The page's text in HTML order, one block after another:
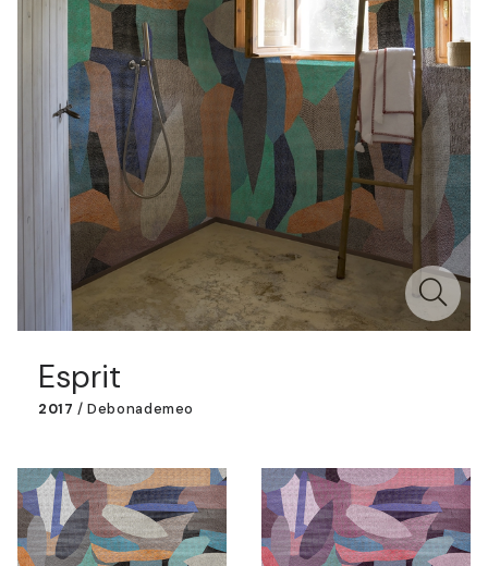
Esprit
2017 / Debonademeo